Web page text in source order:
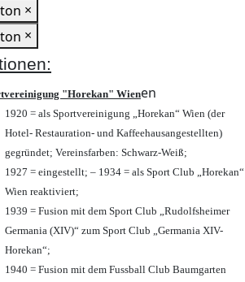
×
×
"Horekan" Wienen
1920 = als Sportvereinigung „Horekan“ Wien (der
Hotel- Restauration- und Kaffeehausangestellten)
gegründet; Vereinsfarben: Schwarz-Weiß;
1927 = eingestellt; – 1934 = als Sport Club „Horekan“
Wien reaktiviert;
1939 = Fusion mit dem Sport Club „Rudolfsheimer
Germania (XIV)“ zum Sport Club „Germania XIV-
Horekan“;
1940 = Fusion mit dem Fussball Club Baumgarten